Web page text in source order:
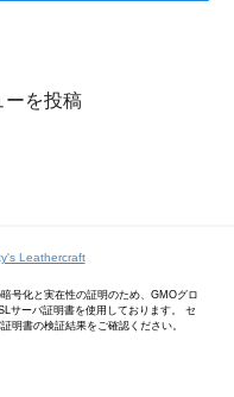
ーを投稿
Leathercraft
号化と実在性の証明のため、GMOグロ
サーバ証明書を使用しております。 セ
明書の検証結果をご確認ください。